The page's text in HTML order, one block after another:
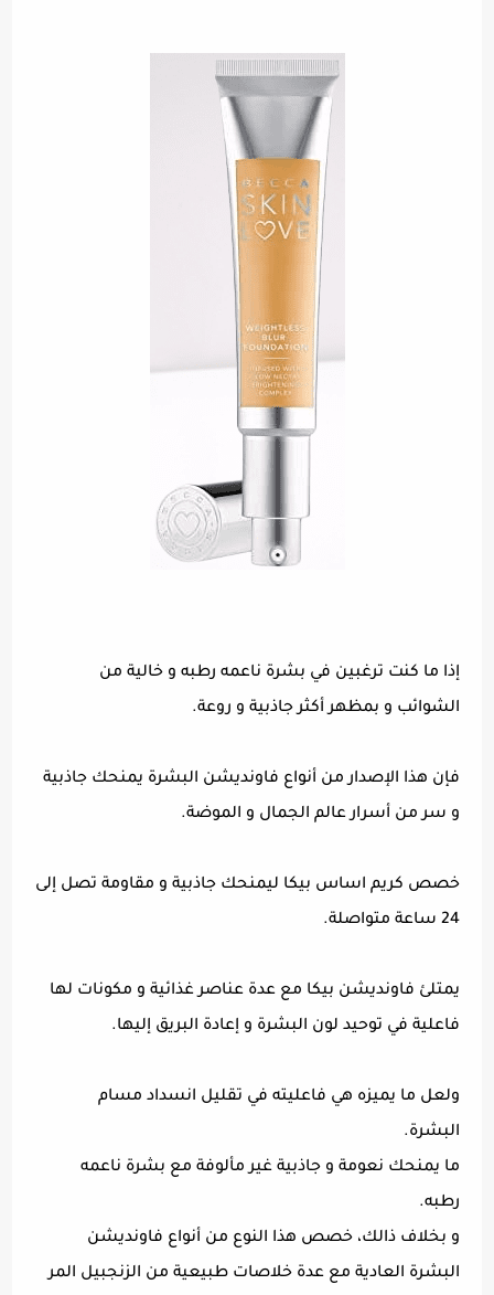
إذا ما كنت ترغبين في بشرة ناعمه رطبه و خالية من
الشوائب و بمظهر أكثر جاذبية و روعة.
فإن هذا الإصدار من أنواع فاونديشن البشرة يمنحك جاذبية
و سر من أسرار عالم الجمال و الموضة.
خصص كريم اساس بيكا ليمنحك جاذبية و مقاومة تصل إلى
24 ساعة متواصلة.
يمتلئ فاونديشن بيكا مع عدة عناصر غذائية و مكونات لها
فاعلية في توحيد لون البشرة و إعادة البريق إليها.
ولعل ما يميزه هي فاعليته في تقليل انسداد مسام
البشرة.
ما يمنحك نعومة و جاذبية غير مألوفة مع بشرة ناعمه
رطبه.
و بخلاف ذالك، خصص هذا النوع من أنواع فاونديشن
البشرة العادية مع عدة خلاصات طبيعية من الزنجبيل المر